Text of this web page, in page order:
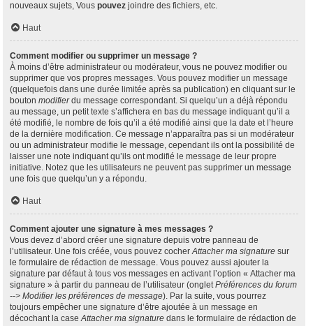
nouveaux sujets, Vous pouvez joindre des fichiers, etc.
Haut
Comment modifier ou supprimer un message ?
À moins d’être administrateur ou modérateur, vous ne pouvez modifier ou
supprimer que vos propres messages. Vous pouvez modifier un message
(quelquefois dans une durée limitée après sa publication) en cliquant sur le
bouton modifierdu message correspondant. Si quelqu’un a déjà répondu
au message, un petit texte s’affichera en bas du message indiquant qu’il a
été modifié, le nombre de fois qu’il a été modifié ainsi que la date et l’heure
de la dernière modification. Ce message n’apparaîtra pas si un modérateur
ou un administrateur modifie le message, cependant ils ont la possibilité de
laisser une note indiquant qu’ils ont modifié le message de leur propre
initiative. Notez que les utilisateurs ne peuvent pas supprimer un message
une fois que quelqu’un y a répondu.
Haut
Comment ajouter une signature à mes messages ?
Vous devez d’abord créer une signature depuis votre panneau de
l’utilisateur. Une fois créée, vous pouvez cocherAttacher ma signature sur
le formulaire de rédaction de message. Vous pouvez aussi ajouter la
signature par défaut à tous vos messages en activant l’option « Attacher ma
signature » à partir du panneau de l’utilisateur (ongletPréférences du forum
--> Modifier les préférences de message). Par la suite, vous pourrez
toujours empêcher une signature d’être ajoutée à un message en
décochant la caseAttacher ma signature dans le formulaire de rédaction de